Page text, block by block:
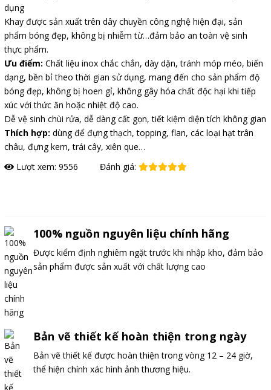
dụng
Khay được sản xuất trên dây chuyền công nghệ hiện đại, sản
phẩm bóng đẹp, không bị nhiễm từ…đảm bảo an toàn vệ sinh
thực phẩm.
Ưu điểm: Chất liệu inox chắc chắn, dày dặn, tránh móp méo, biến
dạng, bền bỉ theo thời gian sử dụng, mang đến cho sản phẩm độ
bóng đẹp, không bị hoen gỉ, không gây hóa chất độc hại khi tiếp
xúc với thức ăn hoặc nhiệt độ cao.
Dễ vệ sinh chùi rửa, dễ dàng cất gọn, tiết kiệm diện tích không gian
Thích hợp: dùng để đựng thạch, topping, flan, các loại hạt trân
châu, đựng kem, trái cây, xiên que…
Lượt xem: 9556
Đánh giá:
100% nguồn nguyên liệu chính hãng
Được kiểm định nghiêm ngặt trước khi nhập kho, đảm bảo
sản phẩm được sản xuất với chất lượng cao
Bản vẽ thiết kế hoàn thiện trong ngày
Bản vẽ thiết kế được hoàn thiện trong vòng 12 – 24 giờ,
thể hiện chính xác hình ảnh thương hiệu.